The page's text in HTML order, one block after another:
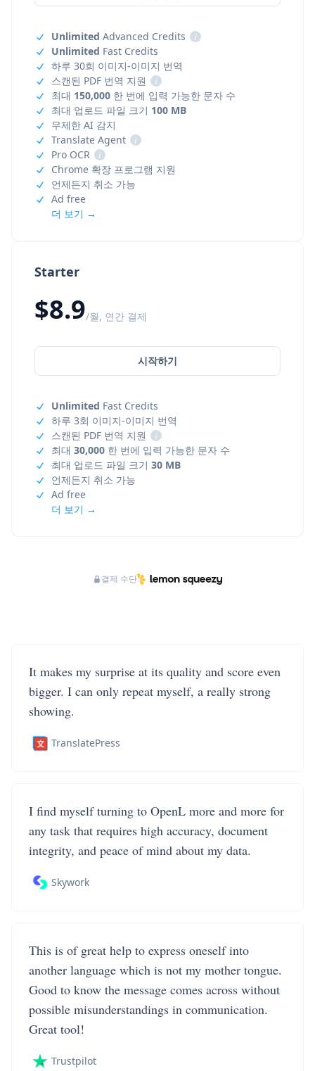
Starter
$8.9/월, 연간 결제
시작하기
Unlimited Fast Credits
하루 3회 이미지-이미지 번역
스캔된 PDF 번역 지원
i
최대 30,000 한 번에 입력 가능한 문자 수
최대 업로드 파일 크기 30 MB
언제든지 취소 가능
Ad free
더 보기 →
Unlimited Advanced Credits
i
Unlimited Fast Credits
하루 30회 이미지-이미지 번역
스캔된 PDF 번역 지원
i
최대 150,000 한 번에 입력 가능한 문자 수
최대 업로드 파일 크기 100 MB
무제한 AI 감지
Translate Agent
i
Pro OCR
i
Chrome 확장 프로그램 지원
언제든지 취소 가능
Ad free
더 보기 →
결제 수단
It makes my surprise at its quality and score even
bigger. I can only repeat myself, a really strong
showing.
TranslatePress
I find myself turning to OpenL more and more for
any task that requires high accuracy, document
integrity, and peace of mind about my data.
Skywork
This is of great help to express oneself into
another language which is not my mother tongue.
Good to know the message comes across without
possible misunderstandings in communication.
Great tool!
Trustpilot